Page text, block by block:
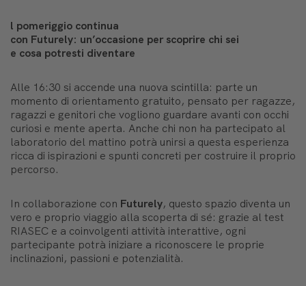
l pomeriggio continua
con Futurely: un’occasione per scoprire chi sei
e cosa potresti diventare
Alle 16:30 si accende una nuova scintilla: parte un
momento di orientamento gratuito, pensato per ragazze,
ragazzi e genitori che vogliono guardare avanti con occhi
curiosi e mente aperta. Anche chi non ha partecipato al
laboratorio del mattino potrà unirsi a questa esperienza
ricca di ispirazioni e spunti concreti per costruire il proprio
percorso.
In collaborazione con Futurely, questo spazio diventa un
vero e proprio viaggio alla scoperta di sé: grazie al test
RIASEC e a coinvolgenti attività interattive, ogni
partecipante potrà iniziare a riconoscere le proprie
inclinazioni, passioni e potenzialità.